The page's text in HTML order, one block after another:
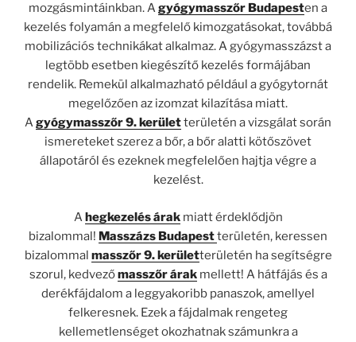
mozgásmintáinkban. Agyógymasszőr Budapesten a
kezelés folyamán a megfelelő kimozgatásokat, továbbá
mobilizációs technikákat alkalmaz. A gyógymasszázst a
legtöbb esetben kiegészítő kezelés formájában
rendelik. Remekül alkalmazható például a gyógytornát
megelőzően az izomzat kilazítása miatt.
Agyógymasszőr 9. kerületterületén a vizsgálat során
ismereteket szerez a bőr, a bőr alatti kötőszövet
állapotáról és ezeknek megfelelően hajtja végre a
kezelést.
A hegkezelés árakmiatt érdeklődjön
bizalommal! Masszázs Budapestterületén, keressen
bizalommal masszőr 9. kerületterületén ha segítségre
szorul, kedvezőmasszőr árakmellett! A hátfájás és a
derékfájdalom a leggyakoribb panaszok, amellyel
felkeresnek. Ezek a fájdalmak rengeteg
kellemetlenséget okozhatnak számunkra a